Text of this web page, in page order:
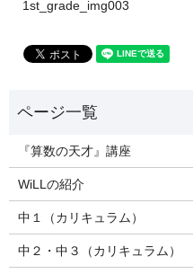
1st_grade_img003
『算数の天才』講座
WiLLの紹介
中１（カリキュラム）
中２・中３（カリキュラム）